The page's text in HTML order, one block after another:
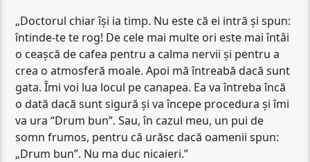
„Doctorul chiar își ia timp. Nu este că ei intră și spun:
întinde-te te rog! De cele mai multe ori este mai întâi
o ceașcă de cafea pentru a calma nervii și pentru a
crea o atmosferă moale. Apoi mă întreabă dacă sunt
gata. Îmi voi lua locul pe canapea. Ea va întreba încă
o dată dacă sunt sigură și va începe procedura și îmi
va ura “Drum bun”. Sau, în cazul meu, un pui de
somn frumos, pentru că urăsc dacă oamenii spun:
„Drum bun”. Nu ma duc nicaieri.”